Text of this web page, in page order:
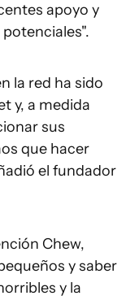
apoyo y
la red ha sido
y, a medida
sus
que hacer
el fundador
Chew,
y saber
y la